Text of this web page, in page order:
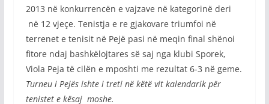
2013 në konkurrencën e vajzave në kategorinë deri
në 12 vjeçe. Tenistja e re gjakovare triumfoi në
terrenet e tenisit në Pejë pasi në meqin final shënoi
fitore ndaj bashkëlojtares së saj nga klubi Sporek,
Viola Peja të cilën e mposhti me rezultat 6-3 në geme.
Turneu i Pejës ishte i treti në këtë vit kalendarik për
tenistet e kësaj moshe.